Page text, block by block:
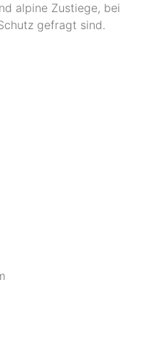
alpine Zustiege, bei
gefragt sind.